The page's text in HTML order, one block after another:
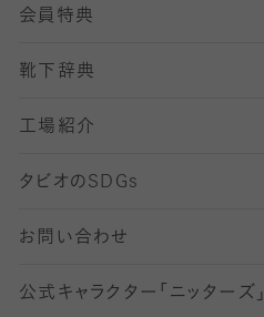
13分丈レギンス
Sサイズ（22～25cm）
Mサイズ（25～27cm）
Lサイズ（27～29cm）
足の疲れ対策
足の臭い対策
冷え対策
靴ずれ対策
快適な睡眠対策
会員特典
靴下辞典
工場紹介
タビオのSDGs
お問い合わせ
公式キャラクター「ニッターズ」